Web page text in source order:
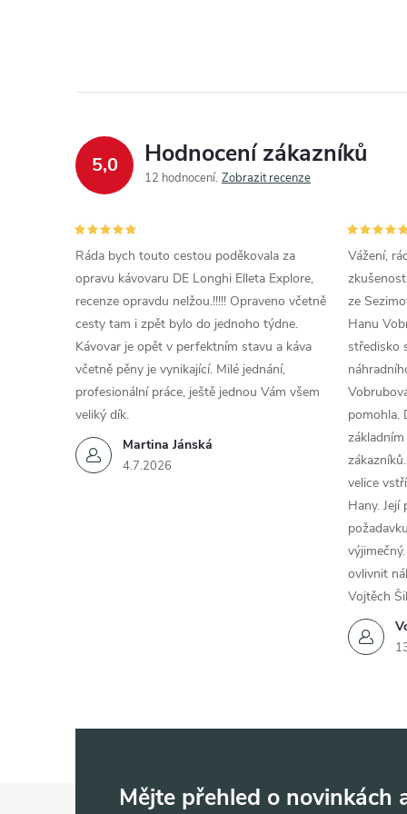
5,0 Hodnocení zákazníků
12 hodnocení Zobrazit recenze
Martina Jánská
4.7.2026
Ráda bych touto cestou poděkovala za
opravu kávovaru DE Longhi Elleta Explore,
recenze opravdu nelžou.!!!!! Opraveno včetně
cesty tam i zpět bylo do jednoho týdne.
Kávovar je opět v perfektním stavu a káva
včetně pěny je vynikající. Milé jednání,
profesionální práce, ještě jednou Vám všem
veliký dík.
Vážení,
ze
Hanu
středisko
pomohla.
velice
Hany.
ovlivnit
Vojtěch
Mějte přehled o novinkách